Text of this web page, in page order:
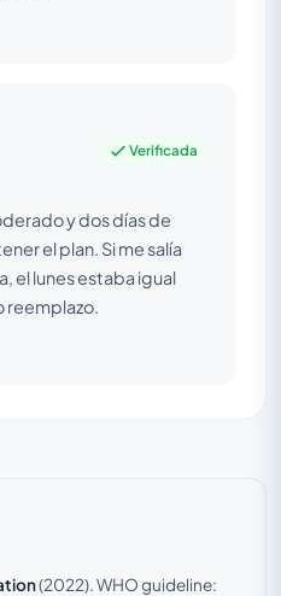
Verificada
y dos días de
el plan. Si me salía
el lunes estaba igual
reemplazo.
(2022).WHO guideline: